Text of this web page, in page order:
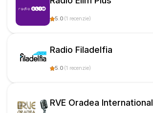
5.0 (1 recenzie)
Radio Filadelfia
5.0 (1 recenzie)
RVE Oradea International